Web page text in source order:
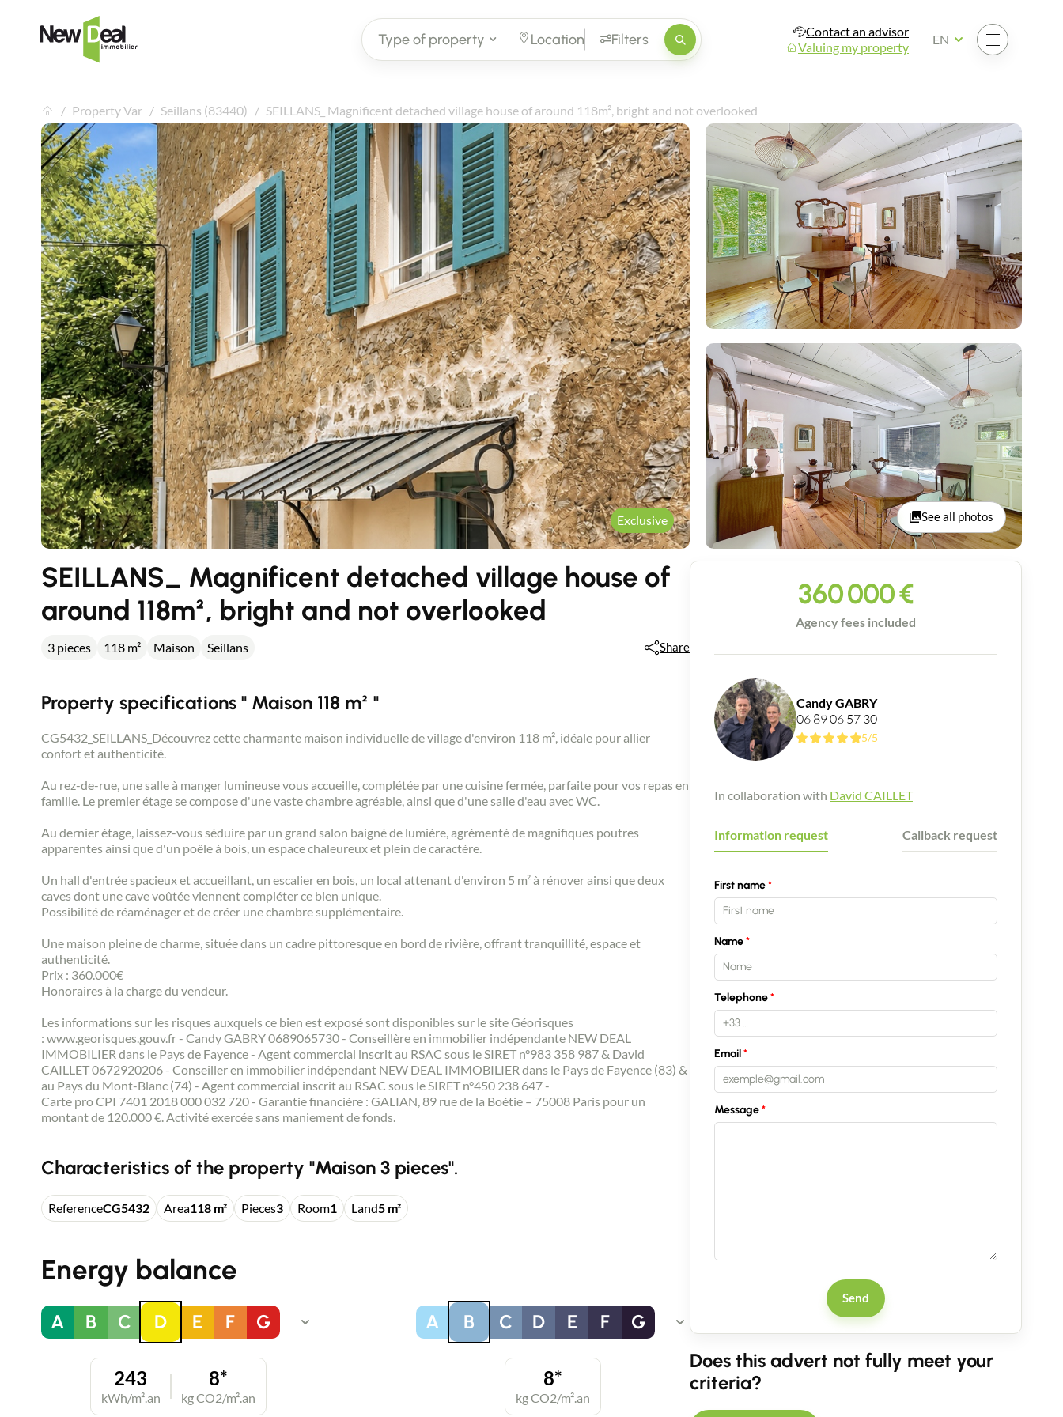
Type of property Location Filters
Contact an advisor
Valuing my property
Open the menu
EN
Buy
Recruitment
Property Var Seillans (83440) SEILLANS_ Magnificent detached village house of around 118m², bright and not overlooked
See all photos
Exclusive
SEILLANS_ Magnificent detached village house of
around 118m², bright and not overlooked
3 pieces 118 m² Maison Seillans Share
Property specifications " Maison 118 m² "
CG5432_SEILLANS_Découvrez cette charmante maison individuelle de village d'environ 118 m², idéale pour allier
confort et authenticité.
Au rez-de-rue, une salle à manger lumineuse vous accueille, complétée par une cuisine fermée, parfaite pour vos repas en
famille. Le premier étage se compose d'une vaste chambre agréable, ainsi que d'une salle d'eau avec WC.
Au dernier étage, laissez-vous séduire par un grand salon baigné de lumière, agrémenté de magnifiques poutres
apparentes ainsi que d'un poêle à bois, un espace chaleureux et plein de caractère.
Un hall d'entrée spacieux et accueillant, un escalier en bois, un local attenant d'environ 5 m² à rénover ainsi que deux
caves dont une cave voûtée viennent compléter ce bien unique.
Possibilité de réaménager et de créer une chambre supplémentaire.
Une maison pleine de charme, située dans un cadre pittoresque en bord de rivière, offrant tranquillité, espace et
authenticité.
Prix : 360.000€
Honoraires à la charge du vendeur.
Les informations sur les risques auxquels ce bien est exposé sont disponibles sur le site Géorisques
: www.georisques.gouv.fr - Candy GABRY 0689065730 - Conseillère en immobilier indépendante NEW DEAL
IMMOBILIER dans le Pays de Fayence - Agent commercial inscrit au RSAC sous le SIRET n°983 358 987 & David
CAILLET 0672920206 - Conseiller en immobilier indépendant NEW DEAL IMMOBILIER dans le Pays de Fayence (83) &
au Pays du Mont-Blanc (74) - Agent commercial inscrit au RSAC sous le SIRET n°450 238 647 -
Carte pro CPI 7401 2018 000 032 720 - Garantie financière : GALIAN, 89 rue de la Boétie – 75008 Paris pour un
montant de 120.000 €. Activité exercée sans maniement de fonds.
Characteristics of the property "Maison 3 pieces".
ReferenceCG5432 Area118 m² Pieces3 Room1 Land5 m²
Energy balance
A B C D E F G
243
kWh/m².an
8*
kg CO2/m².an
A B C D E F G
8*
kg CO2/m².an
360 000€
Agency fees included
Candy GABRY
06 89 06 57 30
5/5
In collaboration with David CAILLET
Information request Callback request
First name
Name
Telephone
Email
Message
Send
Does this advert not fully meet your
criteria?